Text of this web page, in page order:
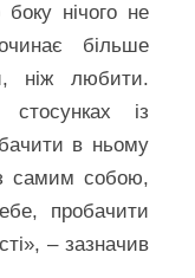
нічого не
більше
ніж любити.
із
в ньому
самим собою,
пробачити
– зазначив